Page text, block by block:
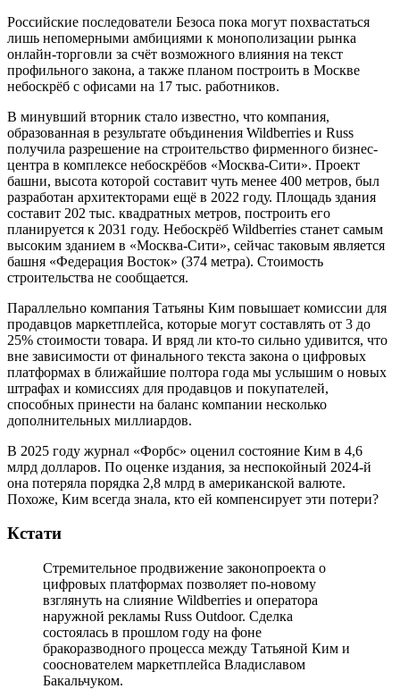
Российские последователи Безоса пока могут похвастаться
лишь непомерными амбициями к монополизации рынка
онлайн-торговли за счёт возможного влияния на текст
профильного закона, а также планом построить в Москве
небоскрёб с офисами на 17 тыс. работников.
В минувший вторник стало известно, что компания,
образованная в результате объдинения Wildberries и Russ
получила разрешение на строительство фирменного бизнес-
центра в комплексе небоскрёбов «Москва-Сити». Проект
башни, высота которой составит чуть менее 400 метров, был
разработан архитекторами ещё в 2022 году. Площадь здания
составит 202 тыс. квадратных метров, построить его
планируется к 2031 году. Небоскрёб Wildberries станет самым
высоким зданием в «Москва-Сити», сейчас таковым является
башня «Федерация Восток» (374 метра). Стоимость
строительства не сообщается.
Параллельно компания Татьяны Ким повышает комиссии для
продавцов маркетплейса, которые могут составлять от 3 до
25% стоимости товара. И вряд ли кто-то сильно удивится, что
вне зависимости от финального текста закона о цифровых
платформах в ближайшие полтора года мы услышим о новых
штрафах и комиссиях для продавцов и покупателей,
способных принести на баланс компании несколько
дополнительных миллиардов.
В 2025 году журнал «Форбс» оценил состояние Ким в 4,6
млрд долларов. По оценке издания, за неспокойный 2024-й
она потеряла порядка 2,8 млрд в американской валюте.
Похоже, Ким всегда знала, кто ей компенсирует эти потери?
Кстати
Стремительное продвижение законопроекта о
цифровых платформах позволяет по-новому
взглянуть на слияние Wildberries и оператора
наружной рекламы Russ Outdoor. Сделка
состоялась в прошлом году на фоне
бракоразводного процесса между Татьяной Ким и
сооснователем маркетплейса Владиславом
Бакальчуком.